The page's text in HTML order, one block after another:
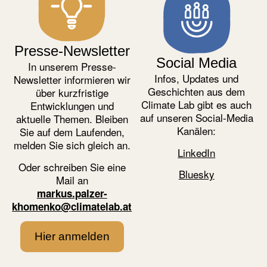
Presse-Newsletter
In unserem Presse-
Newsletter informieren wir
über kurzfristige
Entwicklungen und
aktuelle Themen. Bleiben
Sie auf dem Laufenden,
melden Sie sich gleich an.
Oder schreiben Sie eine
Mail an
markus.palzer-
khomenko@climatelab.at
Hier anmelden
Social Media
Infos, Updates und
Geschichten aus dem
Climate Lab gibt es auch
auf unseren Social-Media
Kanälen:
LinkedIn
Bluesky